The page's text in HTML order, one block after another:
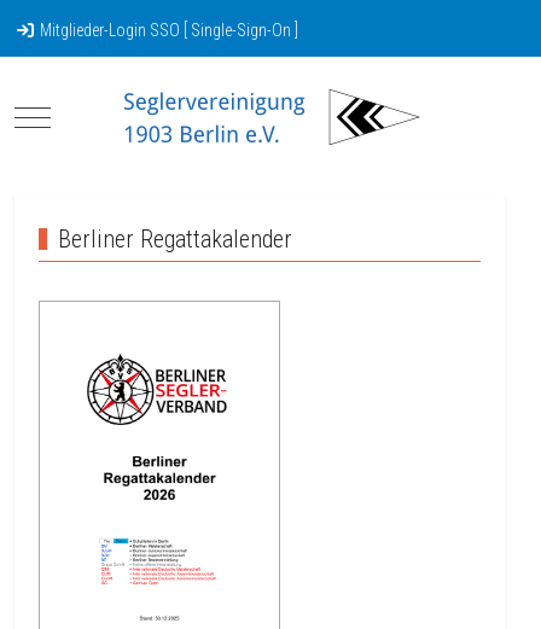
Mitglieder-Login SSO [ Single-Sign-On ]
Mobile Menu Toggle
Berliner Regattakalender